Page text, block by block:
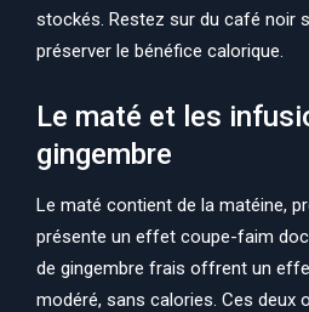
stockés. Restez sur du café noir
préserver le bénéfice calorique.
Le maté et les
gingembre
Le maté contient de la matéine,
présente un effet coupe-faim
de gingembre frais offrent un
modéré, sans calories. Ces deux